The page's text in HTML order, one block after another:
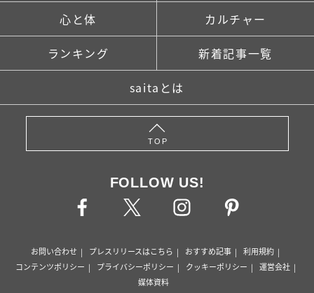
心と体 カルチャー
ランキング 新着記事一覧
saitaとは
TOP
FOLLOW US!
お問い合わせ プレスリリースはこちら おすすめ記事
利用規約
コンテンツポリシー
プライバシーポリシー クッキーポリシー
運営会社
媒体資料